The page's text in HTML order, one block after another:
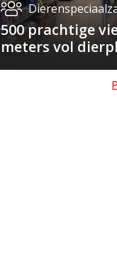
500 prachtige
meters vol